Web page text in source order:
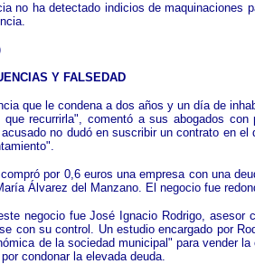
no ha detectado indicios de
Y FALSEDAD
que le condena a dos años y un día de
recurrirla", comentó a sus abogados
no dudó en suscribir un contrato en
por 0,6 euros una empresa con una
Álvarez del Manzano. El negocio fue
negocio fue José Ignacio Rodrigo,
con su control. Un estudio encargado por
de la sociedad municipal" para vender
condonar la elevada deuda.